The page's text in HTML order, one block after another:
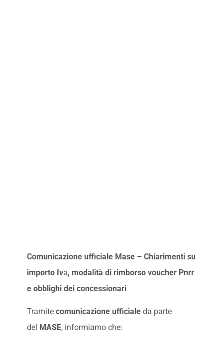
Comunicazione ufficiale Mase – Chiarimenti su
importo Iva, modalità di rimborso voucher Pnrr
e obblighi dei concessionari
Tramite comunicazione ufficialeda parte
del MASE, informiamo che: